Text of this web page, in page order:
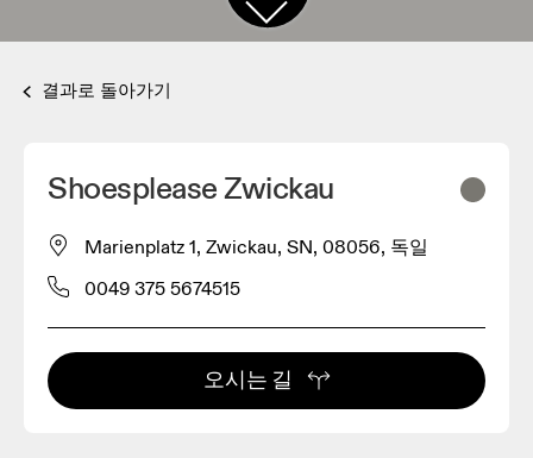
결과로 돌아가기
Shoesplease Zwickau
Marienplatz 1, Zwickau, SN, 08056, 독일
0049 375 5674515
오시는 길